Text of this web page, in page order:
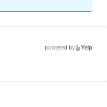
powered by Yelp